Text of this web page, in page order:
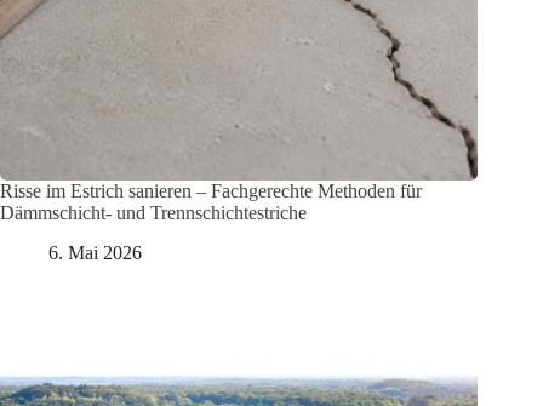
Risse im Estrich sanieren – Fachgerechte Methoden für
Dämmschicht- und Trennschichtestriche
6. Mai 2026